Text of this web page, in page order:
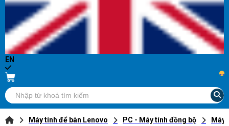
EN
...
Máy tính để bàn Lenovo PC - Máy tính đồng bộ Máy